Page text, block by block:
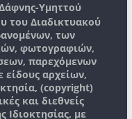
Υμηττού
του Διαδικτυακού
των
φωτογραφιών,
παρεχόμενων
είδους αρχείων,
(copyright)
και διεθνείς
Ιδιοκτησίας, με